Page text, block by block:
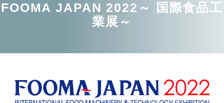
FOOMA JAPAN 2022～ 国際食品工
業展～